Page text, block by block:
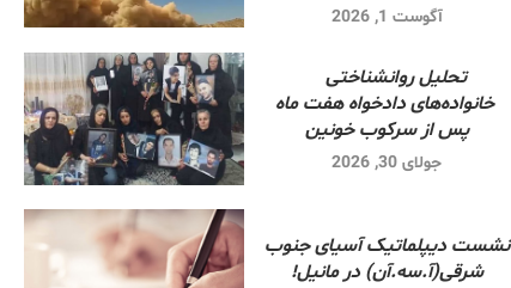
آگوست 1, 2026
تحلیل روانشناختی
خانواده‌های دادخواه هفت ماه
پس از سرکوب خونین
جولای 30, 2026
نشست دیپلماتیک آسیای جنوب
شرقی‌(آ.سه.آن) در مانیل!